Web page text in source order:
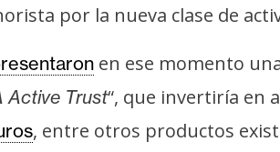
por la nueva clase de
en ese momento
Active Trust“, que invertiría en
, entre otros productos